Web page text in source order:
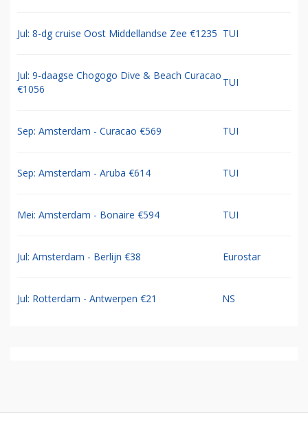
Jul: 8-dg cruise Oost Middellandse Zee €1235 TUI
Jul: 9-daagse Chogogo Dive & Beach Curacao
€1056
TUI
Sep: Amsterdam - Curacao €569 TUI
Sep: Amsterdam - Aruba €614 TUI
Mei: Amsterdam - Bonaire €594 TUI
Jul: Amsterdam - Berlijn €38 Eurostar
Jul: Rotterdam - Antwerpen €21 NS